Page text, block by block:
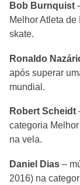
Bob Burnquist
Melhor Atleta
skate.
Ronaldo
após superar
mundial.
Robert Scheidt
categoria
na vela.
Daniel Dias –
2016) na